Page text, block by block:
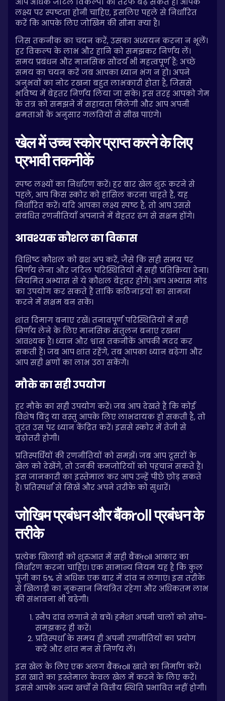
लक्ष्य पर स्पष्टता होनी चाहिए, इसलिए पहले से निर्धारित
करें कि आपके लिए जोखिम की सीमा क्या है।
जिस तकनीक का चयन करें, उसका अध्ययन करना न भूलें।
हर विकल्प के लाभ और हानि को समझकर निर्णय लें।
समय प्रबंधन और मानसिक सौंदर्य भी महत्वपूर्ण हैं; अच्छे
समय का चयन करें जब आपका ध्यान भंग न हो। अपने
अनुभवों का नोट रखना बहुत लाभकारी होता है, जिससे
भविष्य में बेहतर निर्णय लिया जा सके। इस तरह आपको गेम
के तंत्र को समझने में सहायता मिलेगी और आप अपनी
क्षमताओं के अनुसार गलतियों से सीख पाएंगे।
खेल में उच्च स्कोर प्राप्त करने के लिए
प्रभावी तकनीकें
स्पष्ट लक्ष्यों का निर्धारण करें। हर बार खेल शुरू करने से
पहले, आप किस स्कोर को हासिल करना चाहते हैं, यह
निर्धारित करें। यदि आपका लक्ष्य स्पष्ट है, तो आप उससे
संबंधित रणनीतियाँ अपनाने में बेहतर ढंग से सक्षम होंगे।
आवश्यक कौशल का विकास
विशिष्ट कौशल को ब्रश अप करें, जैसे कि सही समय पर
निर्णय लेना और जटिल परिस्थितियों में सही प्रतिक्रिया देना।
नियमित अभ्यास से ये कौशल बेहतर होंगे। आप अभ्यास मोड
का उपयोग कर सकते हैं ताकि कठिनाइयों का सामना
करने में सक्षम बन सकें।
शांत दिमाग बनाए रखें। तनावपूर्ण परिस्थितियों में सही
निर्णय लेने के लिए मानसिक संतुलन बनाए रखना
आवश्यक है। ध्यान और श्वास तकनीकें आपकी मदद कर
सकती हैं। जब आप शांत रहेंगे, तब आपका ध्यान बढ़ेगा और
आप सही क्षणों का लाभ उठा सकेंगे।
मौके का सही उपयोग
हर मौके का सही उपयोग करें। जब आप देखते हैं कि कोई
विशेष बिंदु या वस्तु आपके लिए लाभदायक हो सकती है, तो
तुरंत उस पर ध्यान केंद्रित करें। इससे स्कोर में तेजी से
बढ़ोतरी होगी।
प्रतिस्पर्धियों की रणनीतियों को समझें। जब आप दूसरों के
खेल को देखेंगे, तो उनकी कमजोरियों को पहचान सकते हैं।
इस जानकारी का इस्तेमाल कर आप उन्हें पीछे छोड़ सकते
हैं। प्रतिस्पर्धा से सिखें और अपने तरीके को सुधारें।
जोखिम प्रबंधन और बैंकroll प्रबंधन के
तरीके
प्रत्येक खिलाड़ी को शुरुआत में सही बैंकroll आकार का
निर्धारण करना चाहिए। एक सामान्य नियम यह है कि कुल
पूंजी का 5% से अधिक एक बार में दांव न लगाएं। इस तरीके
से खिलाड़ी का नुकसान नियंत्रित रहेगा और अधिकतम लाभ
की संभावना भी बढ़ेगी।
स्नैप दांव लगाने से बचें। हमेशा अपनी चालों को सोच-
समझकर ही करें।
प्रतिस्पर्धा के समय ही अपनी रणनीतियों का प्रयोग
करें और शांत मन से निर्णय लें।
इस खेल के लिए एक अलग बैंकroll खाते का निर्माण करें।
इस खाते का इस्तेमाल केवल खेल में करने के लिए करें।
इससे आपके अन्य खर्चों से वित्तीय स्थिति प्रभावित नहीं होगी।